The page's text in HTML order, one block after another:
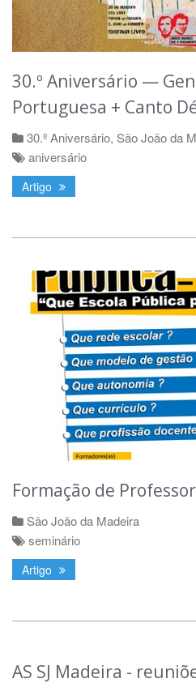
30.º Aniversário —
Portuguesa + Canto
30.º Aniversário, São João da
aniversário
Artigo
Formação de
São João da Madeira
seminário
Artigo
AS SJ Madeira -